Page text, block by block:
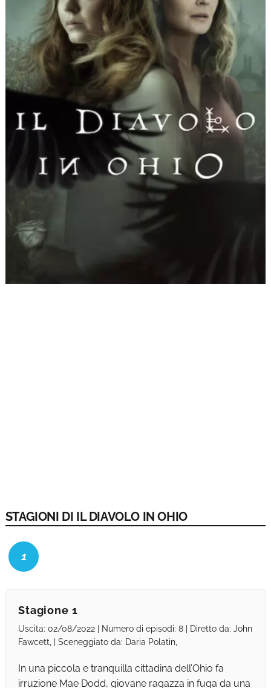
STAGIONI DI IL DIAVOLO IN OHIO
1
Stagione 1
Uscita: 02/08/2022 | Numero di episodi: 8 | Diretto da: John
Fawcett, | Sceneggiato da: Daria Polatin,
In una piccola e tranquilla cittadina dell’Ohio fa
irruzione Mae Dodd, giovane ragazza in fuga da una